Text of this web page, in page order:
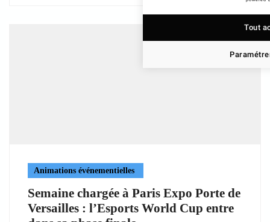
Animations événementielles
Semaine chargée à Paris Expo Porte de
Versailles : l’Esports World Cup entre
Tout